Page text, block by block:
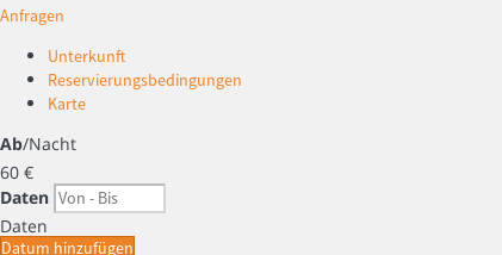
Anfragen
Unterkunft
Reservierungsbedingungen
Karte
Ab/Nacht
60 €
Daten
Daten
Datum hinzufügen